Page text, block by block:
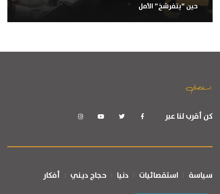
حين “يتفرشخ” الأمل
كن أقرب لنا عبر
سياسة استقصائيات دنيا حجاج ديني أفكار